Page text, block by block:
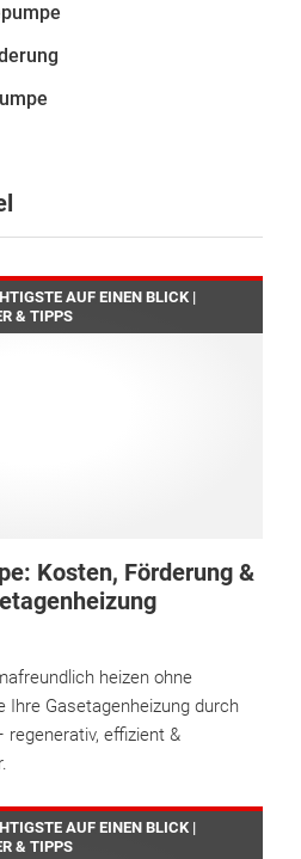
AUF EINEN BLICK |
& TIPPS
Kosten, Förderung &
heizen ohne
Ihre Gasetagenheizung durch
regenerativ, effizient &
AUF EINEN BLICK |
& TIPPS